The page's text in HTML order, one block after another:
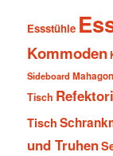
Essstühle
Kommoden
Sideboard
Tisch
Tisch
und Truhen